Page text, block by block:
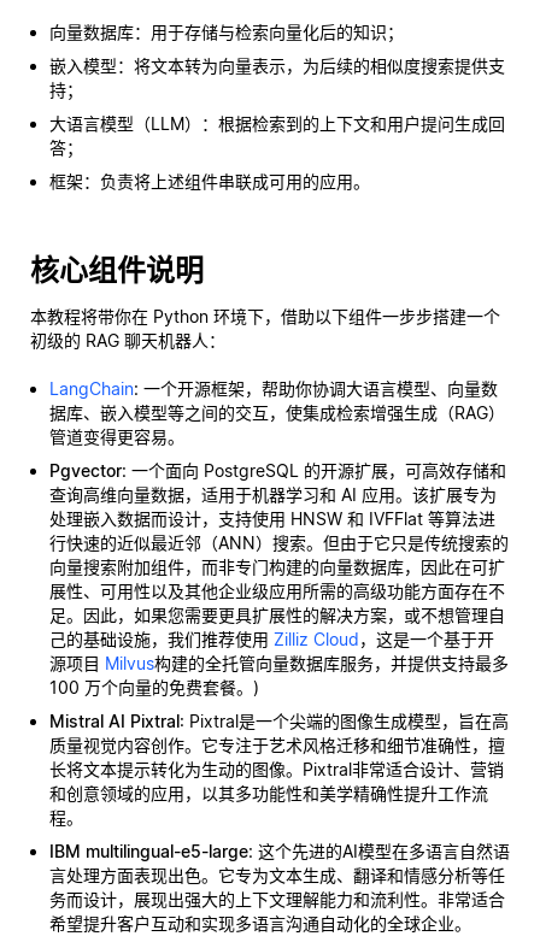
向量数据库：用于存储与检索向量化后的知识；
嵌入模型：将文本转为向量表示，为后续的相似度搜索提供支
持；
大语言模型（LLM）：根据检索到的上下文和用户提问生成回
答；
框架：负责将上述组件串联成可用的应用。
核心组件说明
本教程将带你在 Python 环境下，借助以下组件一步步搭建一个
初级的 RAG 聊天机器人：
LangChain: 一个开源框架，帮助你协调大语言模型、向量数
据库、嵌入模型等之间的交互，使集成检索增强生成（RAG）
管道变得更容易。
Pgvector: 一个面向 PostgreSQL 的开源扩展，可高效存储和
查询高维向量数据，适用于机器学习和 AI 应用。该扩展专为
处理嵌入数据而设计，支持使用 HNSW 和 IVFFlat 等算法进
行快速的近似最近邻（ANN）搜索。但由于它只是传统搜索的
向量搜索附加组件，而非专门构建的向量数据库，因此在可扩
展性、可用性以及其他企业级应用所需的高级功能方面存在不
足。因此，如果您需要更具扩展性的解决方案，或不想管理自
己的基础设施，我们推荐使用 Zilliz Cloud，这是一个基于开
源项目 Milvus构建的全托管向量数据库服务，并提供支持最多
100 万个向量的免费套餐。)
Mistral AI Pixtral: Pixtral是一个尖端的图像生成模型，旨在高
质量视觉内容创作。它专注于艺术风格迁移和细节准确性，擅
长将文本提示转化为生动的图像。Pixtral非常适合设计、营销
和创意领域的应用，以其多功能性和美学精确性提升工作流
程。
IBM multilingual-e5-large: 这个先进的AI模型在多语言自然语
言处理方面表现出色。它专为文本生成、翻译和情感分析等任
务而设计，展现出强大的上下文理解能力和流利性。非常适合
希望提升客户互动和实现多语言沟通自动化的全球企业。